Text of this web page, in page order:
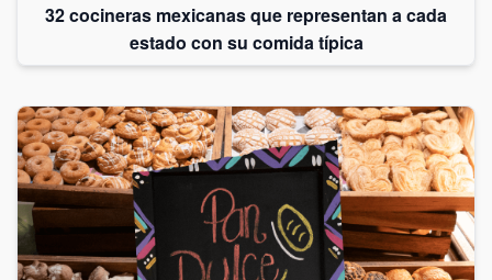
32 cocineras mexicanas que representan a cada
estado con su comida típica